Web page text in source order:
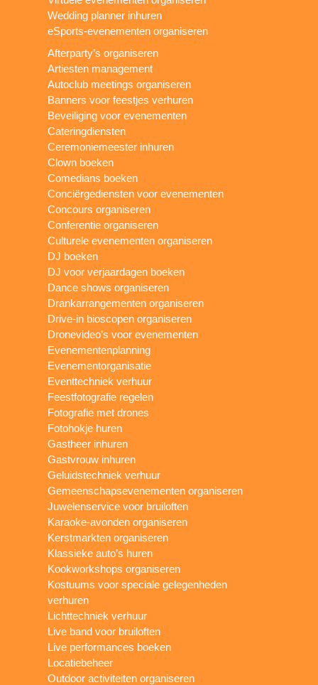
Wedding planner inhuren
eSports-evenementen organiseren
Afterparty’s organiseren
Artiesten management
Autoclub meetings organiseren
Banners voor feestjes verhuren
Beveiliging voor evenementen
Cateringdiensten
Ceremoniemeester inhuren
Clown boeken
Comedians boeken
Conciërgediensten voor evenementen
Concours organiseren
Conferentie organiseren
Culturele evenementen organiseren
DJ boeken
DJ voor verjaardagen boeken
Dance shows organiseren
Drankarrangementen organiseren
Drive-in bioscopen organiseren
Dronevideo’s voor evenementen
Evenementenplanning
Evenementorganisatie
Eventtechniek verhuur
Feestfotografie regelen
Fotografie met drones
Fotohokje huren
Gastheer inhuren
Gastvrouw inhuren
Geluidstechniek verhuur
Gemeenschapsevenementen organiseren
Juwelenservice voor bruiloften
Karaoke-avonden organiseren
Kerstmarkten organiseren
Klassieke auto’s huren
Kookworkshops organiseren
Kostuums voor speciale gelegenheden
verhuren
Lichttechniek verhuur
Live band voor bruiloften
Live performances boeken
Locatiebeheer
Outdoor activiteiten organiseren